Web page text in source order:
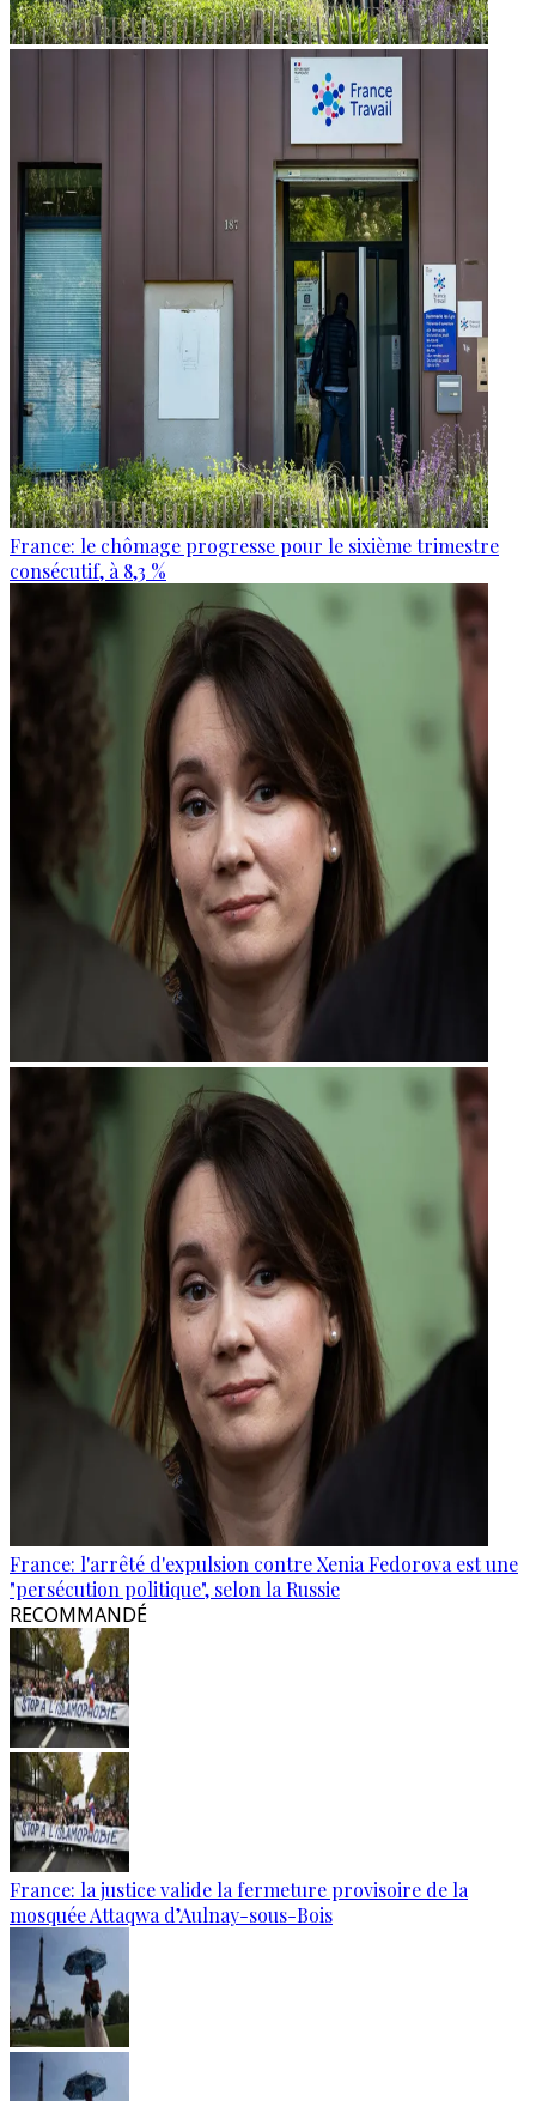
France: le chômage progresse pour le sixième trimestre
consécutif, à 8,3 %
France: l'arrêté d'expulsion contre Xenia Fedorova est une
"persécution politique", selon la Russie
RECOMMANDÉ
France: la justice valide la fermeture provisoire de la
mosquée Attaqwa d’Aulnay-sous-Bois